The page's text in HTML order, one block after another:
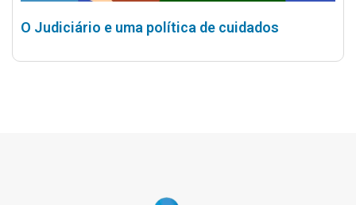
O Judiciário e uma política de cuidados